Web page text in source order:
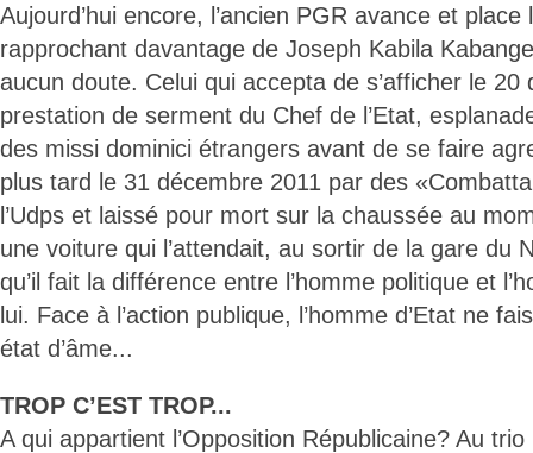
Aujourd’hui encore, l’ancien PGR avance et
rapprochant davantage de Joseph Kabila
aucun doute. Celui qui accepta de s’afficher le 20
prestation de serment du Chef de l’Etat,
des missi dominici étrangers avant de se faire
plus tard le 31 décembre 2011 par des
l’Udps et laissé pour mort sur la chaussée au
une voiture qui l’attendait, au sortir de la gare du
qu’il fait la différence entre l’homme politique et
lui. Face à l’action publique, l’homme d’Etat ne
état d’âme...
TROP C’EST TROP...
A qui appartient l’Opposition Républicaine? Au